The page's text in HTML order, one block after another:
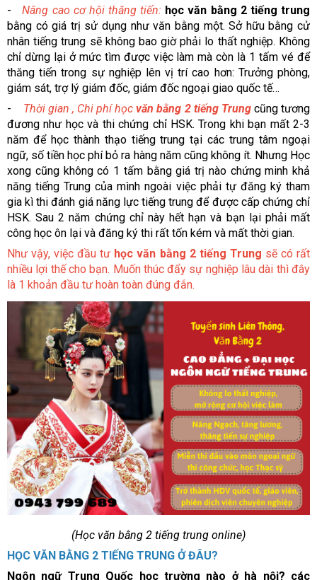
-
Nâng cao cơ hội thăng tiến: học văn bằng 2 tiếng trung
bằng có giá trị sử dụng như văn bằng một. Sở hữu bằng cử
nhân tiếng trung sẽ không bao giờ phải lo thất nghiệp. Không
chỉ dừng lại ở mức tìm được việc làm mà còn là 1 tấm vé để
thăng tiến trong sự nghiệp lên vị trí cao hơn: Trưởng phòng,
giám sát, trợ lý giám đốc, giám đốc ngoại giao quốc tế…
- Thời gian , Chi phí họcvăn bằng 2 tiếng Trung cũng tương
đương như học và thi chứng chỉ HSK. Trong khi bạn mất 2-3
năm để học thành thạo tiếng trung tại các trung tâm ngoại
ngữ, số tiền học phí bỏ ra hàng năm cũng không ít. Nhưng Học
xong cũng không có 1 tấm bằng giá trị nào chứng minh khả
năng tiếng Trung của mình ngoài việc phải tự đăng ký tham
gia kì thi đánh giá năng lực tiếng trung để được cấp chứng chỉ
HSK. Sau 2 năm chứng chỉ này hết hạn và bạn lại phải mất
công học ôn lại và đăng ký thi rất tốn kém và mất thời gian.
Như vậy, việc đầu tư học văn bằng 2 tiếng Trung sẽ có rất
nhiều lợi thế cho bạn. Muốn thúc đẩy sự nghiệp lâu dài thì đây
là 1 khoản đầu tư hoàn toàn đúng đắn.
(Học văn bằng 2 tiếng trung online)
HỌC VĂN BẰNG 2 TIẾNG TRUNG Ở ĐÂU?
Ngôn ngữ Trung Quốc học trường nào ở hà nội? các